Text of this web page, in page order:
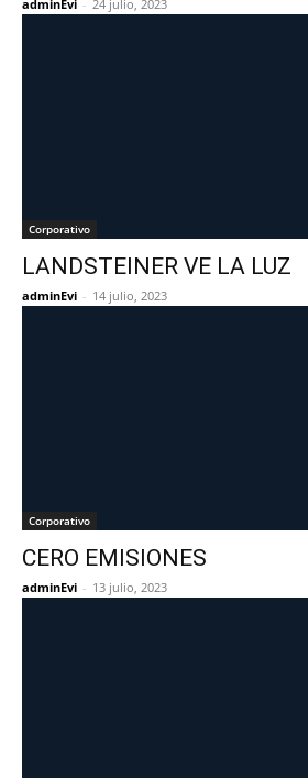
adminEvi - 24 julio, 2023
Corporativo
LANDSTEINER VE LA LUZ
adminEvi - 14 julio, 2023
Corporativo
CERO EMISIONES
adminEvi - 13 julio, 2023